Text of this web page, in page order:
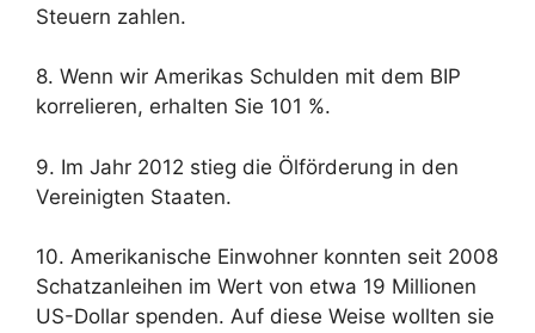
Steuern zahlen.
8. Wenn wir Amerikas Schulden mit dem BIP
korrelieren, erhalten Sie 101 %.
9. Im Jahr 2012 stieg die Ölförderung in den
Vereinigten Staaten.
10. Amerikanische Einwohner konnten seit 2008
Schatzanleihen im Wert von etwa 19 Millionen
US-Dollar spenden. Auf diese Weise wollten sie